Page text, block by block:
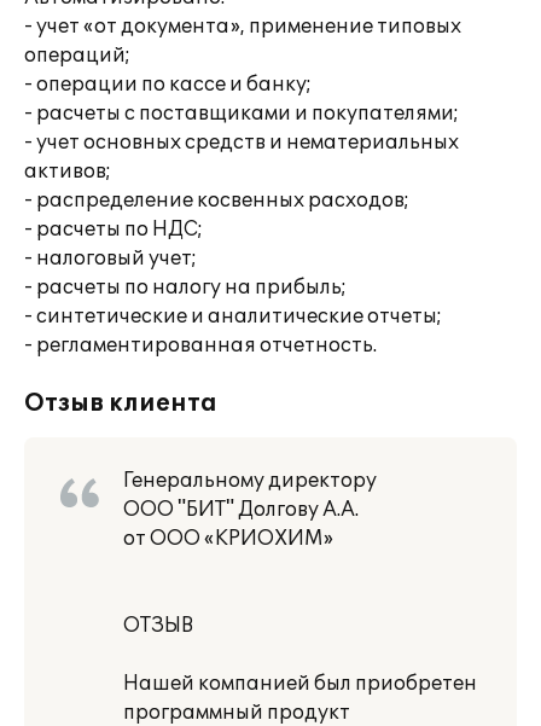
- учет «от документа», применение типовых
операций;
- операции по кассе и банку;
- расчеты с поставщиками и покупателями;
- учет основных средств и нематериальных
активов;
- распределение косвенных расходов;
- расчеты по НДС;
- налоговый учет;
- расчеты по налогу на прибыль;
- синтетические и аналитические отчеты;
- регламентированная отчетность.
Отзыв клиента
Генеральному директору
ООО "БИТ" Долгову А.А.
от ООО «КРИОХИМ»
ОТЗЫВ
Нашей компанией был приобретен
программный продукт